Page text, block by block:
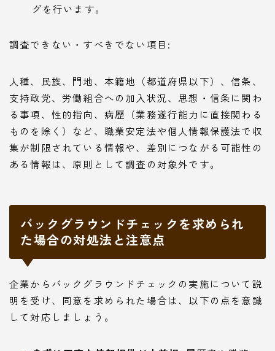
グを行います。
調査できない・すべきでない項目:
人種、民族、門地、本籍地（都道府県以下）、信条、
支持政党、労働組合への加入状況、思想・信条に関わ
る事項、性的指向、病歴（業務遂行能力に直接関わる
ものを除く）など、職業安定法や個人情報保護法で収
集が制限されている情報や、差別につながる可能性の
ある情報は、原則として調査の対象外です。
バックグラウンドチェックを求められ
た場合の対処法と注意点
企業からバックグラウンドチェックの実施について説
明を受け、同意を求められた場合は、以下の点を意識
して対応しましょう。